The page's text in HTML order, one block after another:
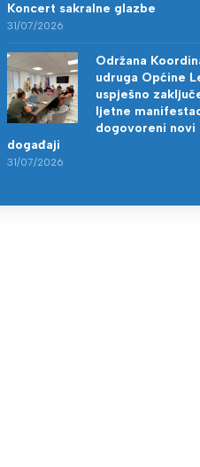
Koncert sakralne glazbe
31/07/2026
Održana
udruga Općine
uspješno
ljetne
dogovoreni novi
događaji
31/07/2026